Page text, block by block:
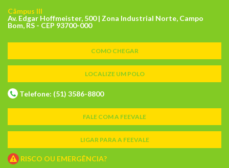
Câmpus III
Av. Edgar Hoffmeister, 500 | Zona Industrial Norte, Campo
Bom, RS - CEP 93700-000
COMO CHEGAR
LOCALIZE UM POLO
Telefone: (51) 3586-8800
FALE COM A FEEVALE
LIGAR PARA A FEEVALE
RISCO OU EMERGÊNCIA?